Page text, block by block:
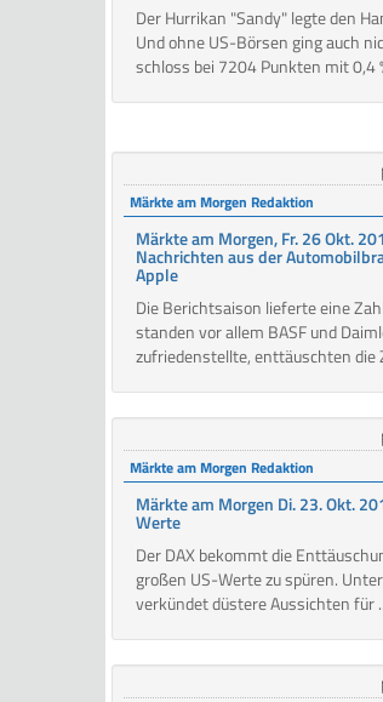
Der Hurrikan "Sandy" legte den
Und ohne US-Börsen ging auch
schloss bei 7204 Punkten mit 0,4
Märkte am Morgen Redaktion
Märkte am Morgen, Fr. 26 Okt.
Nachrichten aus der
Apple
Die Berichtsaison lieferte eine
standen vor allem BASF und
zufriedenstellte, enttäuschten die
Märkte am Morgen Redaktion
Märkte am Morgen Di. 23. Okt.
Werte
Der DAX bekommt die
großen US-Werte zu spüren.
verkündet düstere Aussichten für